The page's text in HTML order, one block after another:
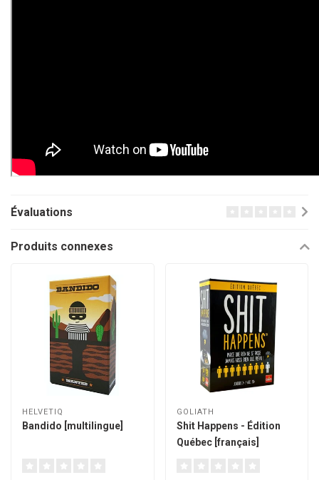
Évaluations
Produits connexes
HELVETIQ
Bandido [multilingue]
GOLIATH
Shit Happens - Édition
Québec [français]